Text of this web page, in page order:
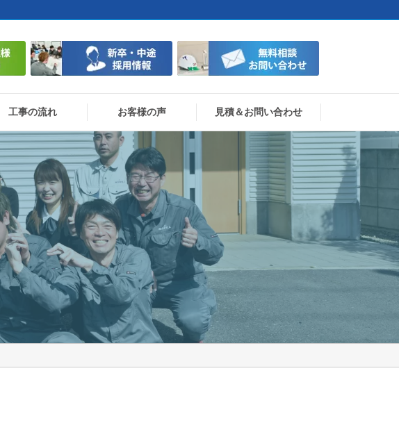
工事の流れ お客様の声 見積＆お問い合わせ